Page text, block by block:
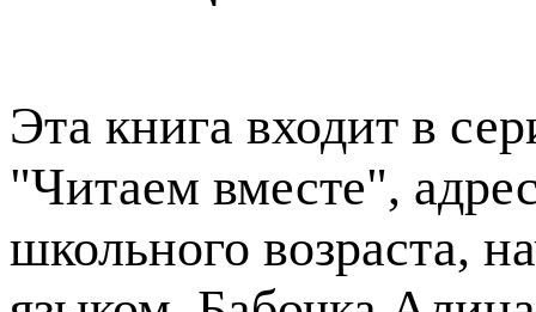
Эта книга входит в
"Читаем вместе",
школьного возраста,